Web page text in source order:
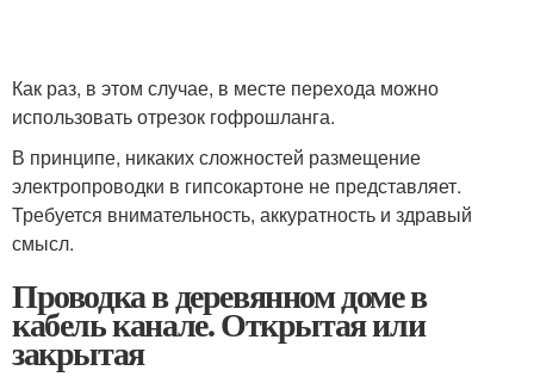
Как раз, в этом случае, в месте перехода можно
использовать отрезок гофрошланга.
В принципе, никаких сложностей размещение
электропроводки в гипсокартоне не представляет.
Требуется внимательность, аккуратность и здравый
смысл.
Проводка в деревянном доме в
кабель канале. Открытая или
закрытая